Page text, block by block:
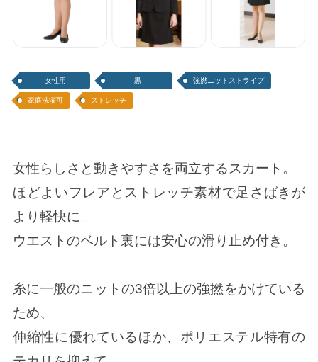
女性用 黒 強撚ニットストライプ
家庭洗濯可 ストレッチ
女性らしさと動きやすさを両立するスカート。
ほどよいフレアとストレッチ素材で足さばきが
より軽快に。
ウエストのベルト裏には安心の滑り止め付き。
糸に一般のニットの3倍以上の強撚をかけている
ため、
伸縮性に優れているほか、ポリエステル特有の